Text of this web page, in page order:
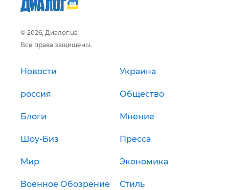
© 2026, Диалог.ua
Все права защищены.
Новости Украина
россия Общество
Блоги Мнение
Шоу-Биз Пресса
Мир Экономика
Военное Обозрение Стиль